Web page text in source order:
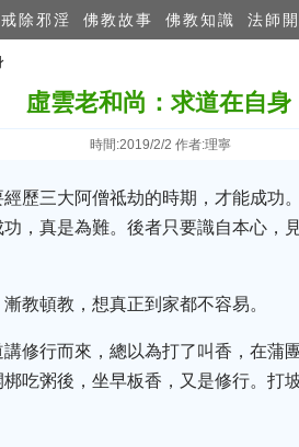
戒除邪淫 佛教故事 佛教知識 法師
虛雲老和尚：求道在自身
時間:2019/2/2 作者:理寧
歷三大阿僧祗劫的時期，才能成功
，真是為難。後者只要識自本心，
教頓教，想真正到家都不容易。
修行而來，總以為打了叫香，在蒲
吃粥後，坐早板香，又是修行。打